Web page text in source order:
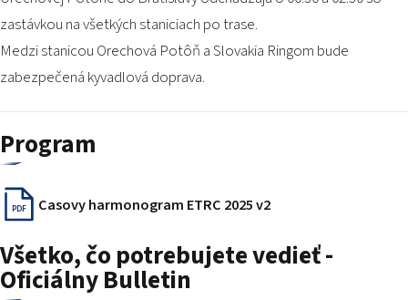
zastávkou na všetkých staniciach po trase.
Medzi stanicou Orechová Potôň a Slovakia Ringom bude
zabezpečená kyvadlová doprava.
Program
PDF Casovy harmonogram ETRC 2025 v2
Všetko, čo potrebujete vedieť -
Oficiálny Bulletin